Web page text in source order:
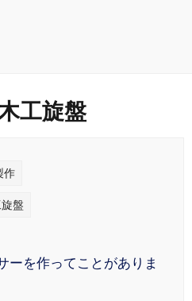
工旋盤
作
盤
ーを作ってことがありま